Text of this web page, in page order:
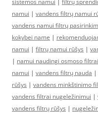
sistemos namui | filtrų
namui | vandens filtrų namui
vandens namui filtrų
kokybei name |
namui | filtrų namui rūšys |
| namui naudingi osmoso filtrai
namui | vandens filtrų nauda |
rūšys | vandens minkštinimo
vandens filtrai nugeležinimui |
vandens filtrų rūšys |